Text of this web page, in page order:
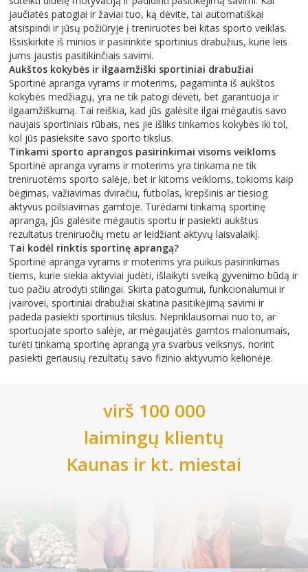
jaučiatės patogiai ir žaviai tuo, ką dėvite, tai automatiškai
atsispindi ir jūsų požiūryje į treniruotes bei kitas sporto veiklas.
Išsiskirkite iš minios ir pasirinkite sportinius drabužius, kurie leis
jums jaustis pasitikinčiais savimi.
Aukštos kokybės ir ilgaamžiški sportiniai drabužiai
Sportinė apranga vyrams ir moterims, pagaminta iš aukštos
kokybės medžiagų, yra ne tik patogi dėvėti, bet garantuoja ir
ilgaamžiškumą. Tai reiškia, kad jūs galėsite ilgai mėgautis savo
naujais sportiniais rūbais, nes jie išliks tinkamos kokybės iki tol,
kol jūs pasieksite savo sporto tikslus.
Tinkami sporto aprangos pasirinkimai visoms veikloms
Sportinė apranga vyrams ir moterims yra tinkama ne tik
treniruotėms sporto salėje, bet ir kitoms veikloms, tokioms kaip
bėgimas, važiavimas dviračiu, futbolas, krepšinis ar tiesiog
aktyvus poilsiavimas gamtoje. Turėdami tinkamą sportinę
aprangą, jūs galėsite mėgautis sportu ir pasiekti aukštus
rezultatus treniruočių metu ar leidžiant aktyvų laisvalaikį.
Tai kodėl rinktis sportinę aprangą?
Sportinė apranga vyrams ir moterims yra puikus pasirinkimas
tiems, kurie siekia aktyviai judėti, išlaikyti sveiką gyvenimo būdą ir
tuo pačiu atrodyti stilingai. Skirta patogumui, funkcionalumui ir
įvairovei, sportiniai drabužiai skatina pasitikėjimą savimi ir
padeda pasiekti sportinius tikslus. Nepriklausomai nuo to, ar
sportuojate sporto salėje, ar mėgaujatės gamtos malonumais,
turėti tinkamą sportinę aprangą yra svarbus veiksnys, norint
pasiekti geriausių rezultatų savo fizinio aktyvumo kelionėje.
virš 100 000
laimingų klientų
Kaunas ir kt. miestai